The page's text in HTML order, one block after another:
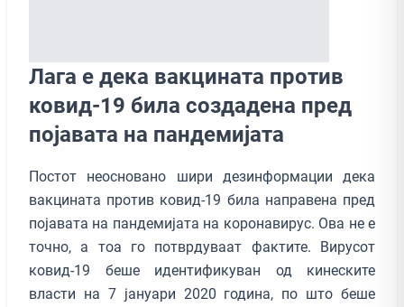
Лага е дека вакцината против
ковид-19 била создадена пред
појавата на пандемијата
Постот неосновано шири дезинформации дека
вакцината против ковид-19 била направена пред
појавата на пандемијата на коронавирус. Ова не е
точно, а тоа го потврдуваат фактите. Вирусот
ковид-19 беше идентификуван од кинеските
власти на 7 јануари 2020 година, по што беше